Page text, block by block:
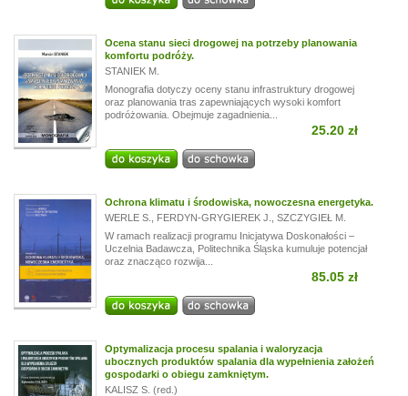
Ocena stanu sieci drogowej na potrzeby planowania
komfortu podróży.
STANIEK M.
Monografia dotyczy oceny stanu infrastruktury drogowej
oraz planowania tras zapewniających wysoki komfort
podróżowania. Obejmuje zagadnienia...
25.20 zł
Ochrona klimatu i środowiska, nowoczesna energetyka.
WERLE S.
FERDYN-GRYGIEREK J.
SZCZYGIEŁ M.
W ramach realizacji programu Inicjatywa Doskonałości –
Uczelnia Badawcza, Politechnika Śląska kumuluje potencjał
oraz znacząco rozwija...
85.05 zł
Optymalizacja procesu spalania i waloryzacja
ubocznych produktów spalania dla wypełnienia założeń
gospodarki o obiegu zamkniętym.
KALISZ S. (red.)